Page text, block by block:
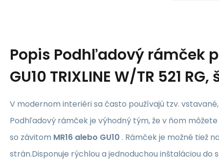
Popis Podhľadový rámček
GU10 TRIXLINE W/TR 521
V modernom interiéri sa často používajú tzv.
Podhľadový rámček je výhodný tým, že v ňom
so závitom MR16 alebo GU10 . Rámček je možné tiež
strán.Disponuje rýchlou a jednoduchou inštaláciou do